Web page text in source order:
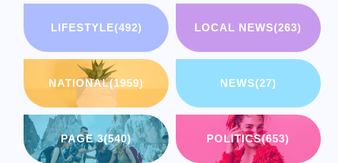
LIFESTYLE(492) LOCAL NEWS(263)
NATIONAL(1959) NEWS(27)
PAGE 3(540) POLITICS(653)